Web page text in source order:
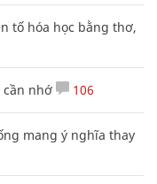
tố hóa học bằng thơ,
cần nhớ 106
mang ý nghĩa thay